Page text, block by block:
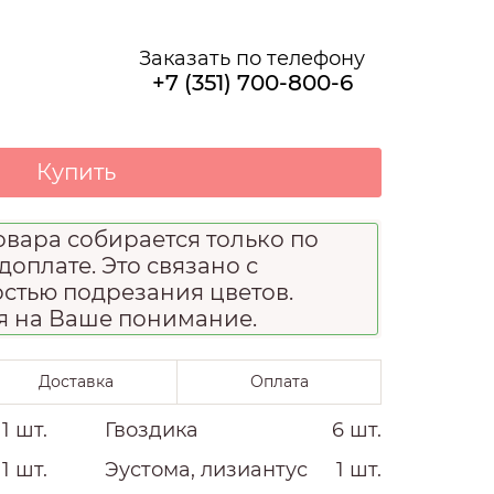
Заказать по телефону
+7 (351) 700-800-6
Купить
собирается только по
Это связано с
подрезания цветов.
на Ваше понимание.
Доставка Оплата
1 шт.
1 шт.
Гвоздика
6 шт.
Эустома, лизиантус
1 шт.